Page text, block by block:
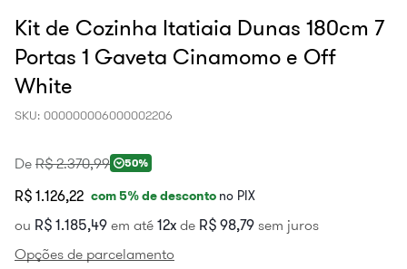
Kit de Cozinha Itatiaia Dunas 180cm 7
Portas 1 Gaveta Cinamomo e Off
White
SKU: 000000006000002206
De R$ 2.370,99 50%
R$ 1.126,22 com5% de desconto no PIX
ou R$ 1.185,49 em até 12 de R$ 98,79 sem juros
Opções de parcelamento